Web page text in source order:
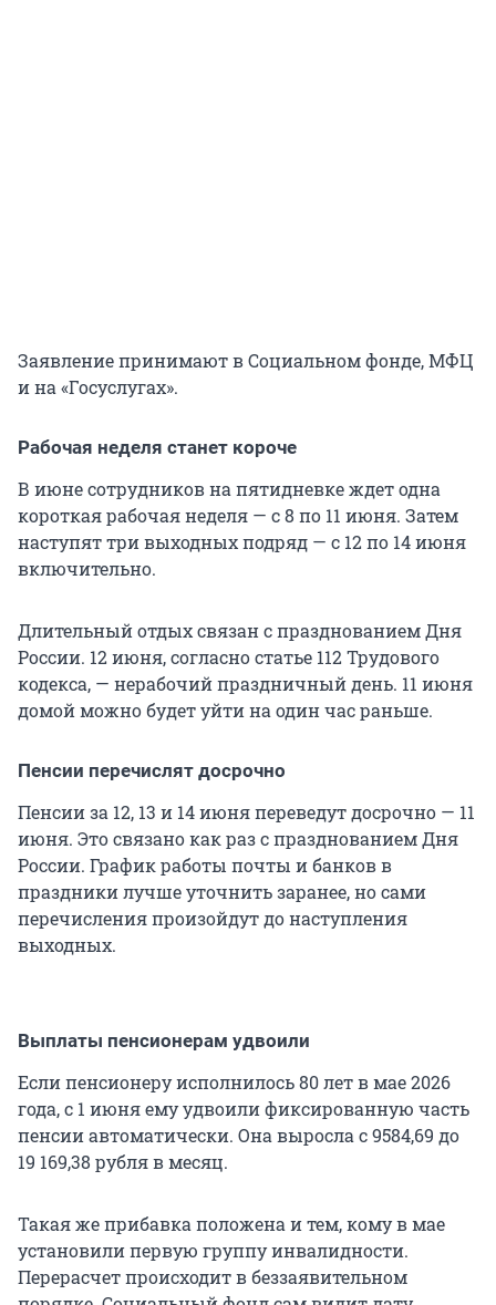
Заявление принимают в Социальном фонде, МФЦ
и на «Госуслугах».
Рабочая неделя станет короче
В июне сотрудников на пятидневке ждет одна
короткая рабочая неделя — с 8 по 11 июня. Затем
наступят три выходных подряд — с 12 по 14 июня
включительно.
Длительный отдых связан с празднованием Дня
России. 12 июня, согласностатье 112Трудового
кодекса, — нерабочий праздничный день. 11 июня
домой можно будет уйти на один час раньше.
Пенсии перечислят досрочно
Пенсии за 12, 13 и 14 июня переведут досрочно — 11
июня. Это связано как раз с празднованием Дня
России. График работы почты и банков в
праздники лучше уточнить заранее, но сами
перечисления произойдут до наступления
выходных.
Выплаты пенсионерам удвоили
Если пенсионеру исполнилось 80 лет в мае 2026
года, с 1 июня ему удвоили фиксированную часть
пенсии автоматически. Она выросла с 9584,69 до
19 169,38 рубляв месяц.
Такая же прибавка положена и тем, кому в мае
установили первую группу инвалидности.
Перерасчет происходит в беззаявительном